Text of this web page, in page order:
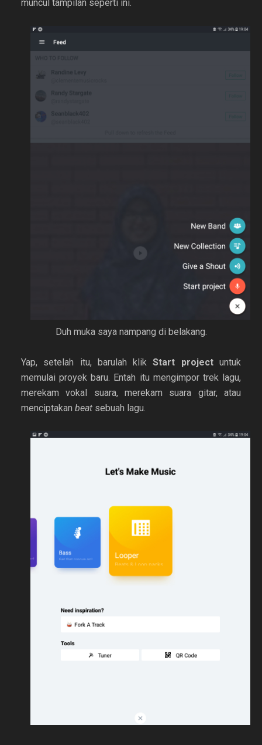
muncul tampilan seperti ini.
Duh muka saya nampang di belakang.
Yap, setelah itu, barulah klikStart projectuntuk
memulai proyek baru. Entah itu mengimpor trek lagu,
merekam vokal suara, merekam suara gitar, atau
menciptakan beat sebuah lagu.